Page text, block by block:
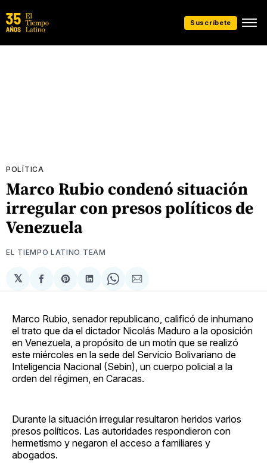
Suscríbete
POLÍTICA
Marco Rubio condenó situación
irregular con presos políticos de
Venezuela
EL TIEMPO LATINO TEAM
𝕏
Compartir
en
Share
on
Compartir
en
Share
on
Compartir
via
Marco Rubio, senador republicano, calificó de inhumano
el trato que da el dictador Nicolás Maduro a la oposición
en Venezuela, a propósito de un motín que se realizó
este miércoles en la sede del Servicio Bolivariano de
Inteligencia Nacional (Sebin), un cuerpo policial a la
orden del régimen, en Caracas.
Durante la situación irregular resultaron heridos varios
presos políticos. Las autoridades respondieron con
hermetismo y negaron el acceso a familiares y
abogados.